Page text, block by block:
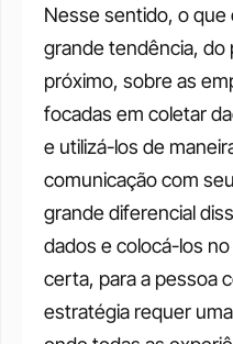
Nesse sentido, o que
grande tendência,
próximo, sobre as
focadas em coletar
e utilizá-los de
comunicação com
grande diferencial
dados e colocá-los
certa, para a pessoa
estratégia requer